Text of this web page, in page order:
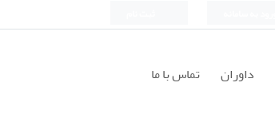
داوران تماس با ما